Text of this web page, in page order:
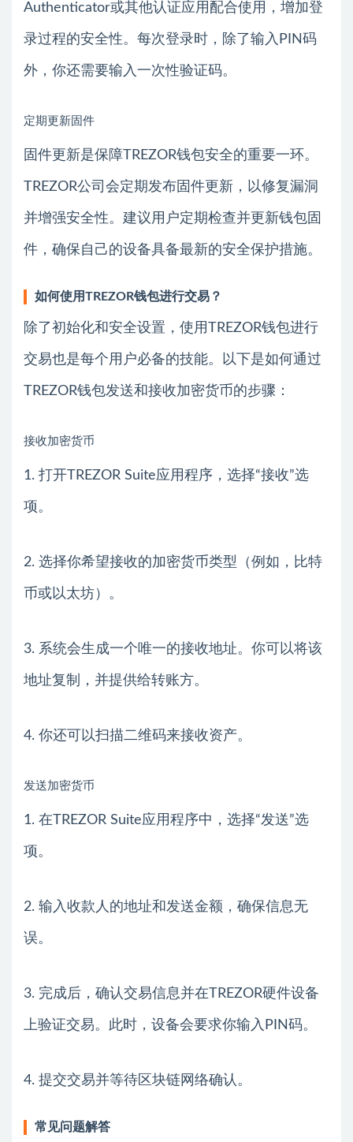
Authenticator或其他认证应用配合使用，增加登
录过程的安全性。每次登录时，除了输入PIN码
外，你还需要输入一次性验证码。
定期更新固件
固件更新是保障TREZOR钱包安全的重要一环。
TREZOR公司会定期发布固件更新，以修复漏洞
并增强安全性。建议用户定期检查并更新钱包固
件，确保自己的设备具备最新的安全保护措施。
如何使用TREZOR钱包进行交易？
除了初始化和安全设置，使用TREZOR钱包进行
交易也是每个用户必备的技能。以下是如何通过
TREZOR钱包发送和接收加密货币的步骤：
接收加密货币
1. 打开TREZOR Suite应用程序，选择“接收”选
项。
2. 选择你希望接收的加密货币类型（例如，比特
币或以太坊）。
3. 系统会生成一个唯一的接收地址。你可以将该
地址复制，并提供给转账方。
4. 你还可以扫描二维码来接收资产。
发送加密货币
1. 在TREZOR Suite应用程序中，选择“发送”选
项。
2. 输入收款人的地址和发送金额，确保信息无
误。
3. 完成后，确认交易信息并在TREZOR硬件设备
上验证交易。此时，设备会要求你输入PIN码。
4. 提交交易并等待区块链网络确认。
常见问题解答